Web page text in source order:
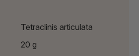
Tetraclinis articulata
20 g